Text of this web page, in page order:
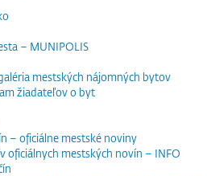
– MUNIPOLIS
mestských nájomných bytov
žiadateľov o byt
– oficiálne mestské noviny
oficiálnych mestských novín – INFO